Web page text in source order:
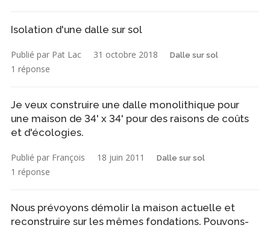
Isolation d'une dalle sur sol
Publié par Pat Lac 31 octobre 2018 Dalle sur sol
1 réponse
Je veux construire une dalle monolithique pour
une maison de 34' x 34' pour des raisons de coûts
et d'écologies.
Publié par François 18 juin 2011 Dalle sur sol
1 réponse
Nous prévoyons démolir la maison actuelle et
reconstruire sur les mêmes fondations. Pouvons-